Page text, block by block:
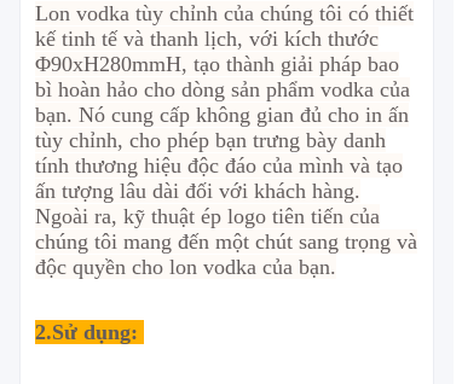
Lon vodka tùy chỉnh của chúng tôi có thiết
kế tinh tế và thanh lịch, với kích thước
Φ90xH280mmH, tạo thành giải pháp bao
bì hoàn hảo cho dòng sản phẩm vodka của
bạn. Nó cung cấp không gian đủ cho in ấn
tùy chỉnh, cho phép bạn trưng bày danh
tính thương hiệu độc đáo của mình và tạo
ấn tượng lâu dài đối với khách hàng.
Ngoài ra, kỹ thuật ép logo tiên tiến của
chúng tôi mang đến một chút sang trọng và
độc quyền cho lon vodka của bạn.
2.Sử dụng: